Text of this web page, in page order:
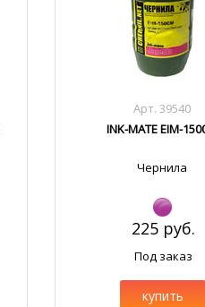
Арт. 39540
INK-MATE EIM-
Чернила
225 руб.
Под заказ
купить